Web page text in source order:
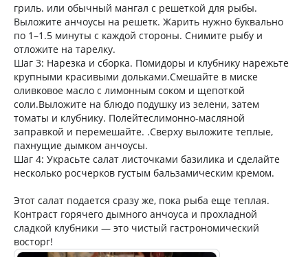
гриль. или обычный мангал с решеткой для рыбы.
Выложите анчоусы на решетк. Жарить нужно буквально
по 1–1.5 минуты с каждой стороны. Снимите рыбу и
отложите на тарелку.
Шаг 3: Нарезка и сборка. Помидоры и клубнику нарежьте
крупными красивыми дольками.Смешайте в миске
оливковое масло с лимонным соком и щепоткой
соли.Выложите на блюдо подушку из зелени, затем
томаты и клубнику. Полейтеслимонно-масляной
заправкой и перемешайте. .Сверху выложите теплые,
пахнущие дымком анчоусы.
Шаг 4: Украсьте салат листочками базилика и сделайте
несколько росчерков густым бальзамическим кремом.
Этот салат подается сразу же, пока рыба еще теплая.
Контраст горячего дымного анчоуса и прохладной
сладкой клубники — это чистый гастрономический
восторг!